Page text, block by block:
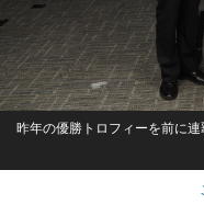
昨年の優勝トロフィーを前に